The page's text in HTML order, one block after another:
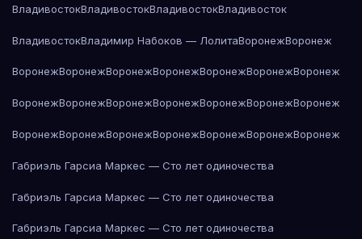
ВладивостокВладивостокВладивостокВладивосток
ВладивостокВладимир Набоков — ЛолитаВоронежВоронеж
ВоронежВоронежВоронежВоронежВоронежВоронежВоронеж
ВоронежВоронежВоронежВоронежВоронежВоронежВоронеж
ВоронежВоронежВоронежВоронежВоронежВоронежВоронеж
Габриэль Гарсиа Маркес — Сто лет одиночества
Габриэль Гарсиа Маркес — Сто лет одиночества
Габриэль Гарсиа Маркес — Сто лет одиночества